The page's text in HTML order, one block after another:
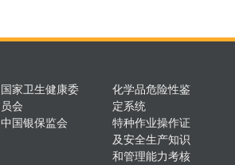
国家卫生健康委
员会
化学品危险性鉴
定系统
中国银保监会
特种作业操作证
及安全生产知识
和管理能力考核